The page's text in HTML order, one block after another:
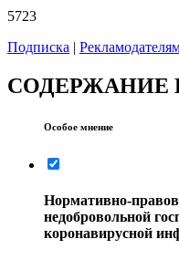
5723
Подписка |
СОДЕРЖАНИЕ
Особое мнение
Нормативно-
недобровольной
коронавирусной